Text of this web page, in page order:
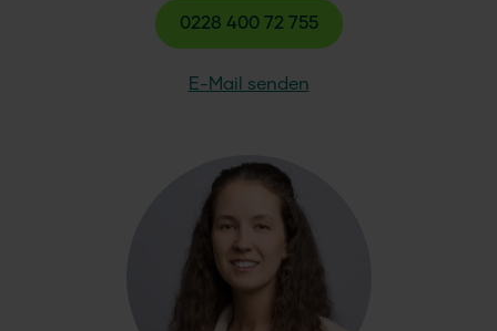
0228 400 72 755
E-Mail senden